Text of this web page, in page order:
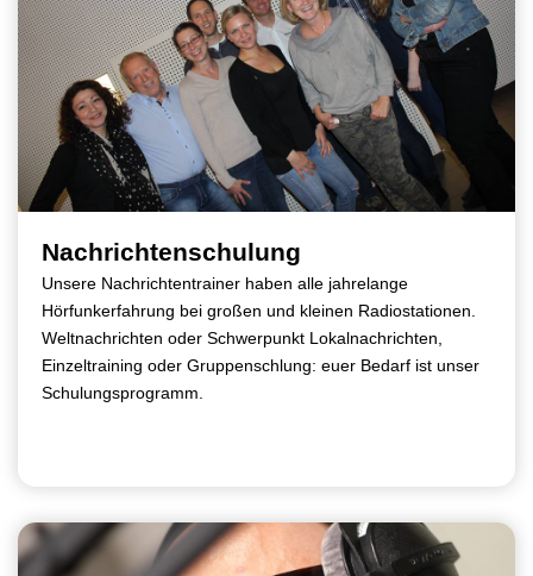
Nachrichtenschulung
Unsere Nachrichtentrainer haben alle jahrelange
Hörfunkerfahrung bei großen und kleinen Radiostationen.
Weltnachrichten oder Schwerpunkt Lokalnachrichten,
Einzeltraining oder Gruppenschlung: euer Bedarf ist unser
Schulungsprogramm.